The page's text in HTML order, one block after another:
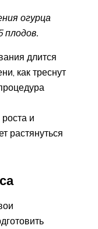
огурца
плодов.
длится
как треснут
и
растянуться